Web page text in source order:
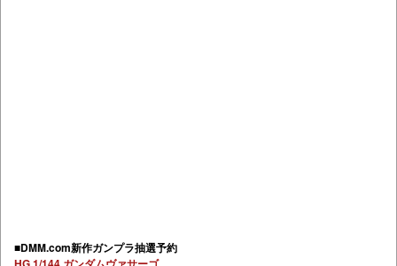
■DMM.com新作ガンプラ抽選予約